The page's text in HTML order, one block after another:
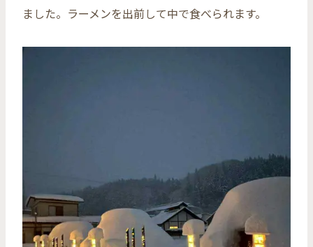
ました。ラーメンを出前して中で食べられます。